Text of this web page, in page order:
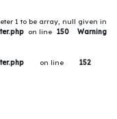
1 to be array, null given in
on line 150 Warning
on line 152